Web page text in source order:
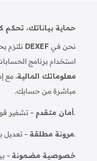
حماية بياناتك، تحكم
نحن في DEXEF نلتزم
استخدام برنامج
معلوماتك المالية، مع
مباشرة من حسابك.
أمان متقدم– تشفير قوي، مصادقة متعددة العوامل، وإدارة الأجهزة.
مرونة مطلقة– تعديل بياناتك المالية وإدارتها بسهولة.
خصوصية مضمونة –